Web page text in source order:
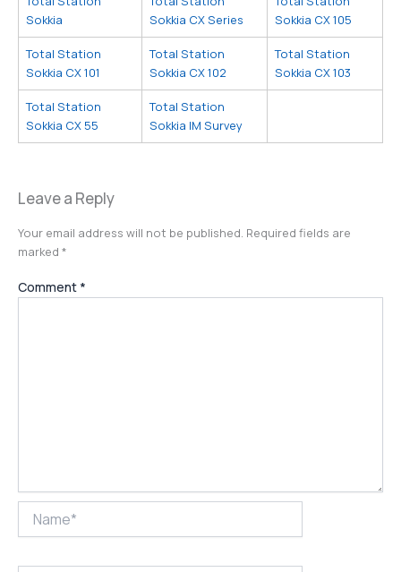
Sokkia
Sokkia CX Series
Sokkia CX 105
Total Station
Sokkia CX 101
Total Station
Sokkia CX 102
Total Station
Sokkia CX 103
Total Station
Sokkia CX 55
Total Station
Sokkia IM Survey
Leave a Reply
Your email address will not be published. Required fields are
marked *
Comment *